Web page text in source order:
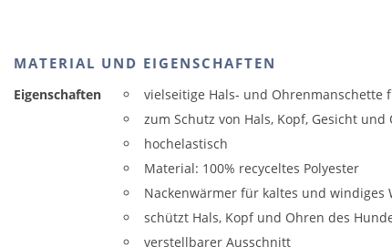
MATERIAL UND EIGENSCHAFTEN
Eigenschaften
vielseitige Hals- und Ohrenmanschette
zum Schutz von Hals, Kopf, Gesicht und
hochelastisch
Material: 100% recyceltes Polyester
Nackenwärmer für kaltes und windiges
schützt Hals, Kopf und Ohren des
verstellbarer Ausschnitt